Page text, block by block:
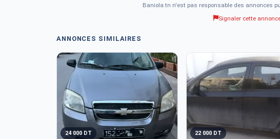
Baniola.tn n'est pas responsable des annonces
Signaler cette
ANNONCES SIMILAIRES
24 000 DT 22 000 DT